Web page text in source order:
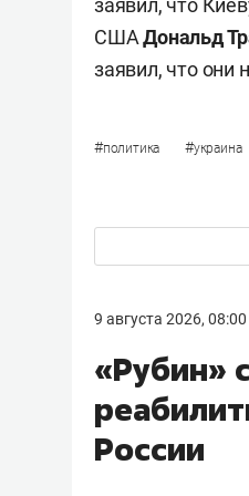
заявил, что
СШАДональд
заявил, что
#политика #украина
9 августа 2026, 08:00
«Рубин»
России